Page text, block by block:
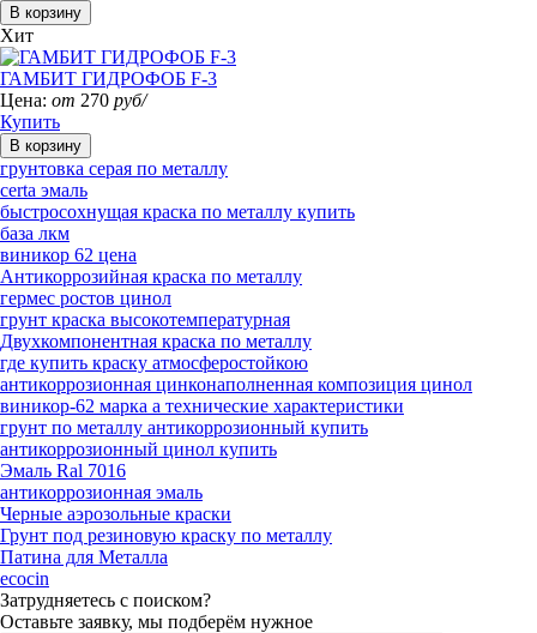
Хит
ГАМБИТ ГИДРОФОБ F-3
Цена: от 270 руб/
Купить
грунтовка серая по металлу
certa эмаль
быстросохнущая краска по металлу купить
база лкм
виникор 62 цена
Антикоррозийная краска по металлу
гермес ростов цинол
грунт краска высокотемпературная
Двухкомпонентная краска по металлу
где купить краску атмосферостойкою
антикоррозионная цинконаполненная композиция цинол
виникор-62 марка а технические характеристики
грунт по металлу антикоррозионный купить
антикоррозионный цинол купить
Эмаль Ral 7016
антикоррозионная эмаль
Черные аэрозольные краски
Грунт под резиновую краску по металлу
Патина для Металла
ecocin
Затрудняетесь с поиском?
Оставьте заявку, мы подберём нужное